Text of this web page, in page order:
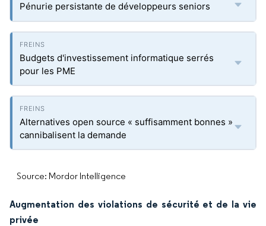
Pénurie persistante de développeurs seniors
Budgets d'investissement informatique serrés
pour les PME
Alternatives open source « suffisamment bonnes »
cannibalisent la demande
Source: Mordor Intelligence
Augmentation des violations de sécurité et de la vie
privée